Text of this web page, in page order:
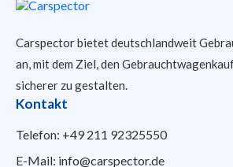
Carspector bietet deutschlandweit
an, mit dem Ziel, den
sicherer zu gestalten.
Kontakt
Telefon: +49 211 92325550
E-Mail: info@carspector.de